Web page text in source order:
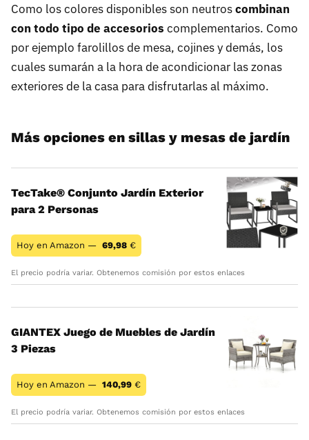
Como los colores disponibles son neutroscombinan
con todo tipo de accesorios complementarios. Como
por ejemplo farolillos de mesa, cojines y demás, los
cuales sumarán a la hora de acondicionar las zonas
exteriores de la casa para disfrutarlas al máximo.
Más opciones en sillas y mesas de jardín
TecTake® Conjunto Jardín Exterior
para 2 Personas
Hoy en Amazon — 69,98 €
El precio podría variar. Obtenemos comisión por estos enlaces
GIANTEX Juego de Muebles de Jardín
3 Piezas
Hoy en Amazon — 140,99 €
El precio podría variar. Obtenemos comisión por estos enlaces